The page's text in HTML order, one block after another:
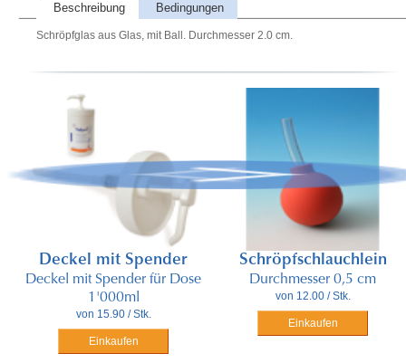
Beschreibung Bedingungen
Schröpfglas aus Glas, mit Ball. Durchmesser 2.0 cm.
Deckel mit Spender
Deckel mit Spender für Dose
1'000ml
von 15.90 / Stk.
Einkaufen
Schröpfschlauchlein
Durchmesser 0,5 cm
von 12.00 / Stk.
Einkaufen